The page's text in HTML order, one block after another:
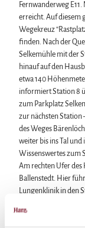
Fernwanderweg
erreicht. Auf diesem
Wegekreuz
finden. Nach der
Selkemühle mit der
hinauf auf den
etwa 140
informiert Station 8
zum Parkplatz
zur nächsten
des Weges
weiter bis ins Tal
Wissenswertes zum
Am rechten Ufer des
Ballenstedt. Hier
Lungenklinik in den